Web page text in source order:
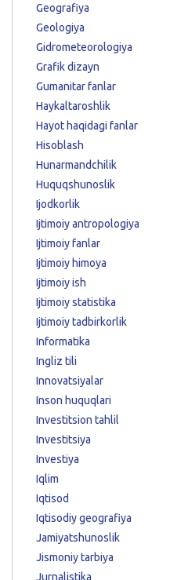
Geografiya
Geologiya
Gidrometeorologiya
Grafik dizayn
Gumanitar fanlar
Haykaltaroshlik
Hayot haqidagi fanlar
Hisoblash
Hunarmandchilik
Huquqshunoslik
Ijodkorlik
Ijtimoiy antropologiya
Ijtimoiy fanlar
Ijtimoiy himoya
Ijtimoiy ish
Ijtimoiy statistika
Ijtimoiy tadbirkorlik
Informatika
Ingliz tili
Innovatsiyalar
Inson huquqlari
Investitsion tahlil
Investitsiya
Investiya
Iqlim
Iqtisod
Iqtisodiy geografiya
Jamiyatshunoslik
Jismoniy tarbiya
Jurnalistika